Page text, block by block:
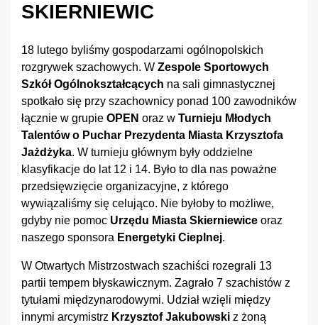
SKIERNIEWIC
18 lutego byliśmy gospodarzami ogólnopolskich
rozgrywek szachowych. W Zespole Sportowych
Szkół Ogólnokształcących na sali gimnastycznej
spotkało się przy szachownicy ponad 100 zawodników
łącznie w grupie OPEN oraz w Turnieju Młodych
Talentów o Puchar Prezydenta Miasta Krzysztofa
Jażdżyka. W turnieju głównym były oddzielne
klasyfikacje do lat 12 i 14. Było to dla nas poważne
przedsięwzięcie organizacyjne, z którego
wywiązaliśmy się celująco. Nie byłoby to możliwe,
gdyby nie pomoc Urzędu Miasta Skierniewice oraz
naszego sponsora Energetyki Cieplnej.
W Otwartych Mistrzostwach szachiści rozegrali 13
partii tempem błyskawicznym. Zagrało 7 szachistów z
tytułami międzynarodowymi. Udział wzięli między
innymi arcymistrz Krzysztof Jakubowski z żoną